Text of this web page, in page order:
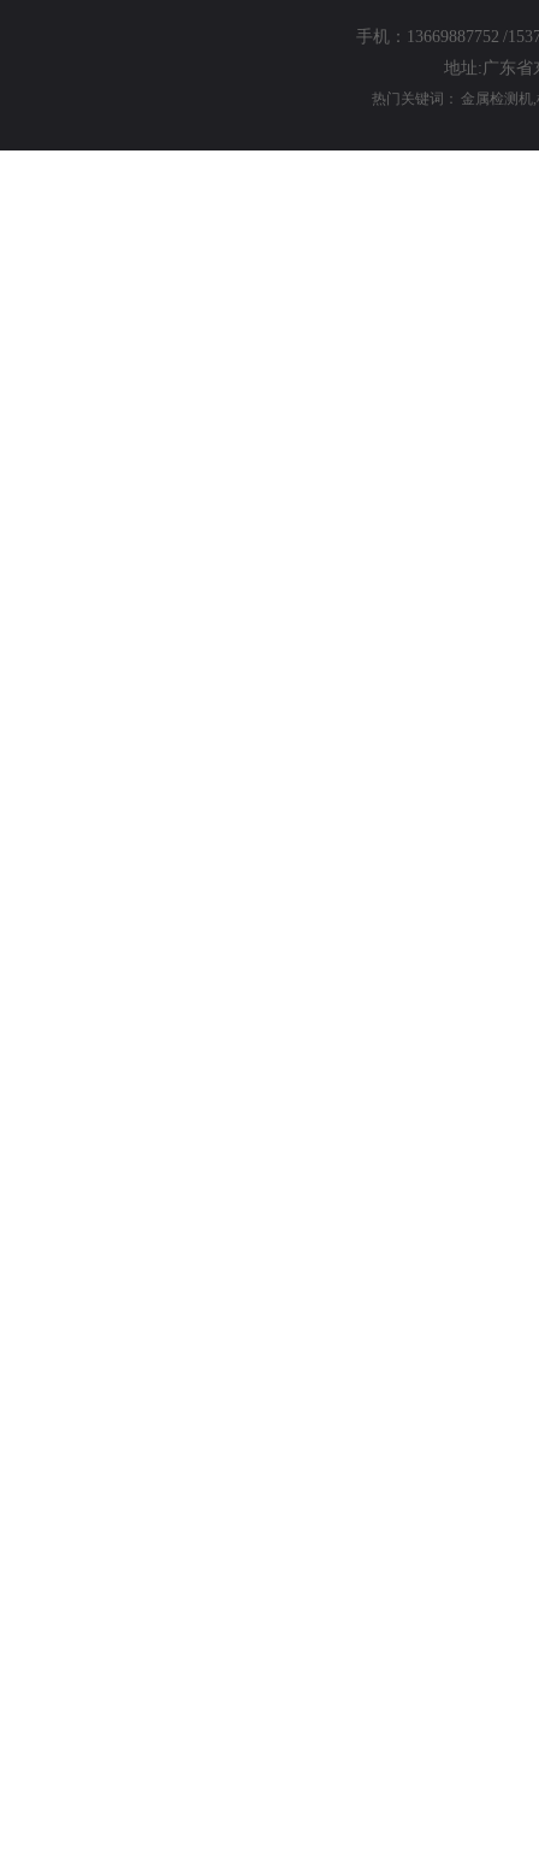
手机：13669887752 /
地址:广东省
热门关键词： 金属检测机